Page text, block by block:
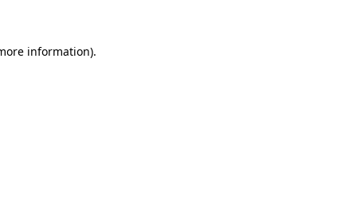
information).